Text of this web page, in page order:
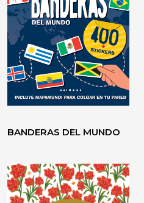
BANDERAS DEL MUNDO